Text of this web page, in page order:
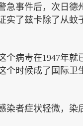
急事件后，次日德
实了兹卡除了从蚊
个病毒在1947年就
个时候成了国际卫
染者症状轻微，染